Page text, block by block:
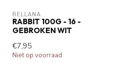
RELLANA
RABBIT 100G - 16 -
GEBROKEN WIT
€7,95
Niet op voorraad